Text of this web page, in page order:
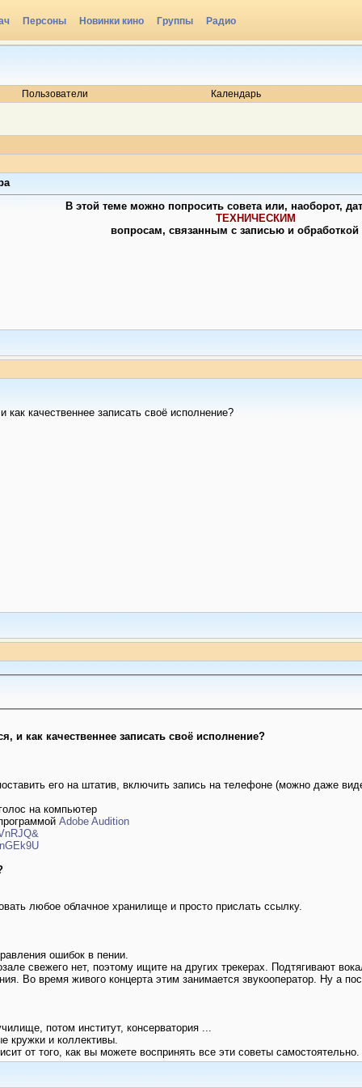
Персоны Новинки кино Группы Радио
Пользователи Календарь
В этой теме можно попросить совета или, наоборот,
ТЕХНИЧЕСКИМ
вопросам, связанным с записью и обработкой
как качественнее записать своё исполнение?
и как качественнее записать своё исполнение?
его на штатив, включить запись на телефоне (можно даже
на компьютер
Adobe Audition
любое облачное хранилище и просто прислать ссылку.
ошибок в пении.
свежего нет, поэтому ищите на других трекерах. Подтягивают
Во время живого концерта этим занимается звукооператор. Ну а
потом институт, консерватория ...
кружки и коллективы.
от того, как вы можете воспринять все эти советы самостоятельно.